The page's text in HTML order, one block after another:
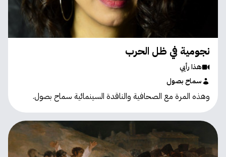
نجومية في ظل الحرب
هذا رأيي
سماح بصول
وهذه المرة مع الصحافية والناقدة السينمائية سماح بصول.